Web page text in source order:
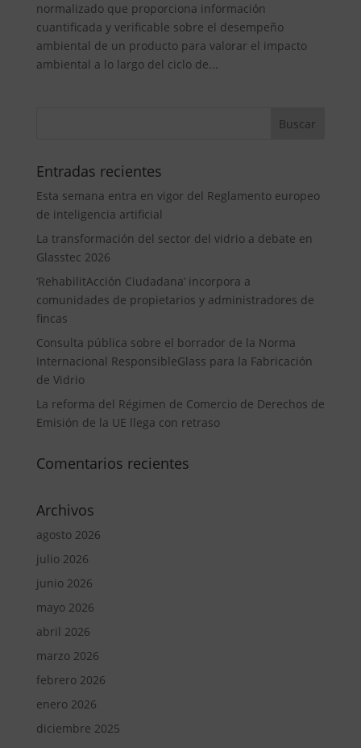
normalizado que proporciona información
cuantificada y verificable sobre el desempeño
ambiental de un producto para valorar el impacto
ambiental a lo largo del ciclo de...
Entradas recientes
Esta semana entra en vigor del Reglamento europeo
de inteligencia artificial
La transformación del sector del vidrio a debate en
Glasstec 2026
‘RehabilitAcción Ciudadana’ incorpora a
comunidades de propietarios y administradores de
fincas
Consulta pública sobre el borrador de la Norma
Internacional ResponsibleGlass para la Fabricación
de Vidrio
La reforma del Régimen de Comercio de Derechos de
Emisión de la UE llega con retraso
Comentarios recientes
Archivos
agosto 2026
julio 2026
junio 2026
mayo 2026
abril 2026
marzo 2026
febrero 2026
enero 2026
diciembre 2025